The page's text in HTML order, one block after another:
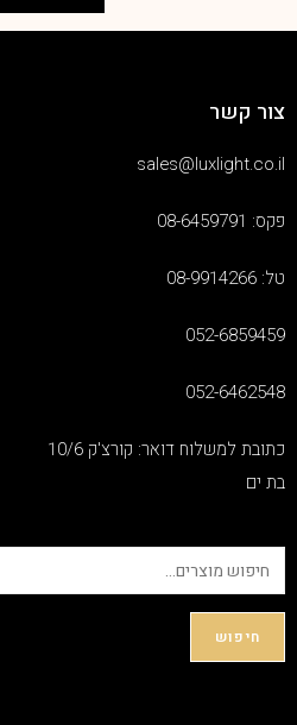
צור קשר
sales@luxlight.co.il
פקס: 08-6459791
טל: 08-9914266
052-6859459
052-6462548
כתובת למשלוח דואר: קורצ'ק 10/6
בת ים
חיפוש